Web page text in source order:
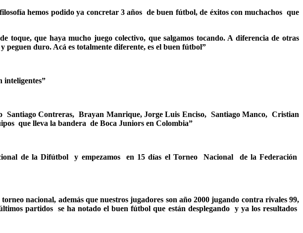
hemos podido ya concretar 3 años de buen fútbol, de éxitos con muchachos que
toque, que haya mucho juego colectivo, que salgamos tocando. A diferencia de otras
peguen duro. Acá es totalmente diferente, es el buen fútbol”
inteligentes”
Santiago Contreras, Brayan Manrique, Jorge Luis Enciso, Santiago Manco, Cristian
que lleva la bandera de Boca Juniors en Colombia”
de la Difútbol y empezamos en 15 días el Torneo Nacional de la Federación
nacional, además que nuestros jugadores son año 2000 jugando contra rivales 99,
partidos se ha notado el buen fútbol que están desplegando y ya los resultados